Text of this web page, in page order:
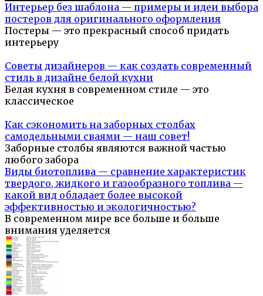
Интерьер без шаблона — примеры и идеи выбора
постеров для оригинального оформления
Постеры — это прекрасный способ придать
интерьеру
Советы дизайнеров — как создать современный
стиль в дизайне белой кухни
Белая кухня в современном стиле — это
классическое
Как сэкономить на заборных столбах
самодельными сваями — наш совет!
Заборные столбы являются важной частью
любого забора
Виды биотоплива — сравнение характеристик
твердого, жидкого и газообразного топлива —
какой вид обладает более высокой
эффективностью и экологичностью?
В современном мире все больше и больше
внимания уделяется